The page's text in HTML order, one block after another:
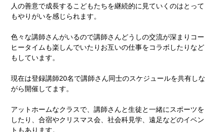
人の善意で成長するこどもたちを継続的に見ていくのはとって
もやりがいを感じられます。
色々な講師さんがいるので講師さんどうしの交流が深まりコー
ヒータイムも楽しんでいたりお互いの仕事をコラボしたりなど
もしています。
現在は登録講師20名で講師さん同士のスケジュールを共有しな
がら開催してます。
アットホームなクラスで、講師さんと生徒と一緒にスポーツを
したり、合宿やクリスマス会、社会科見学、遠足などのイベン
トもあります。